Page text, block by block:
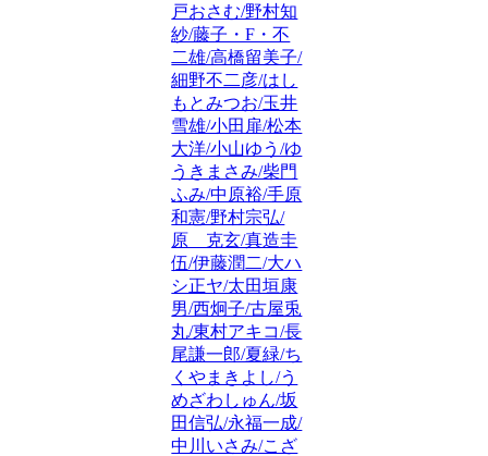
戸おさむ/野村知
紗/藤子・F・不
二雄/高橋留美子/
細野不二彦/はし
もとみつお/玉井
雪雄/小田扉/松本
大洋/小山ゆう/ゆ
うきまさみ/柴門
ふみ/中原裕/手原
和憲/野村宗弘/
原 克玄/真造圭
伍/伊藤潤二/大ハ
シ正ヤ/太田垣康
男/西炯子/古屋兎
丸/東村アキコ/長
尾謙一郎/夏緑/ち
くやまきよし/う
めざわしゅん/坂
田信弘/永福一成/
中川いさみ/こざ